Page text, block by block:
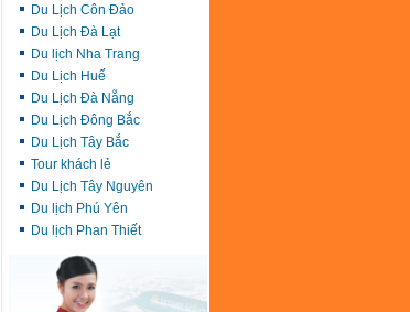
Du Lịch Côn Đảo
Du Lịch Đà Lạt
Du lịch Nha Trang
Du Lịch Huế
Du Lịch Đà Nẵng
Du Lịch Đông Bắc
Du Lịch Tây Bắc
Tour khách lẻ
Du Lịch Tây Nguyên
Du lịch Phú Yên
Du lịch Phan Thiết